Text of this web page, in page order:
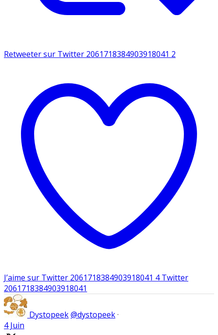
Retweeter sur Twitter 2061718384903918041 2
J’aime sur Twitter 2061718384903918041 4 Twitter
2061718384903918041
Dystopeek@dystopeek·
4 Juin